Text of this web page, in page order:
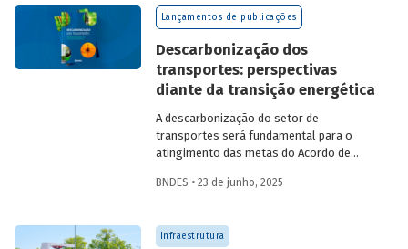
Lançamentos de publicações
Descarbonização dos
transportes: perspectivas
diante da transição energética
A descarbonização do setor de
transportes será fundamental para o
atingimento das metas do Acordo de
Descarbonização dos transportes –
energética aborda os desafios e
oportunidades para os setores
BNDES • 23 de junho, 2025
Infraestrutura